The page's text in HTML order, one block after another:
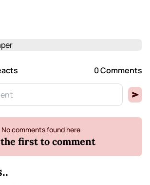
0 Comments
No comments found here
the first to comment